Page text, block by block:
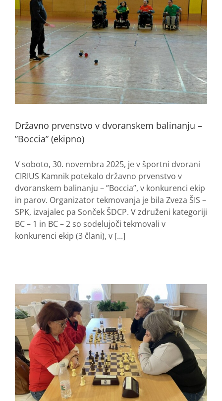
Državno prvenstvo v dvoranskem balinanju –
”Boccia” (ekipno)
V soboto, 30. novembra 2025, je v športni dvorani
CIRIUS Kamnik potekalo državno prvenstvo v
dvoranskem balinanju – ”Boccia”, v konkurenci ekip
in parov. Organizator tekmovanja je bila Zveza ŠIS –
SPK, izvajalec pa Sonček ŠDCP. V združeni kategoriji
BC – 1 in BC – 2 so sodelujoči tekmovali v
konkurenci ekip (3 člani), v [...]